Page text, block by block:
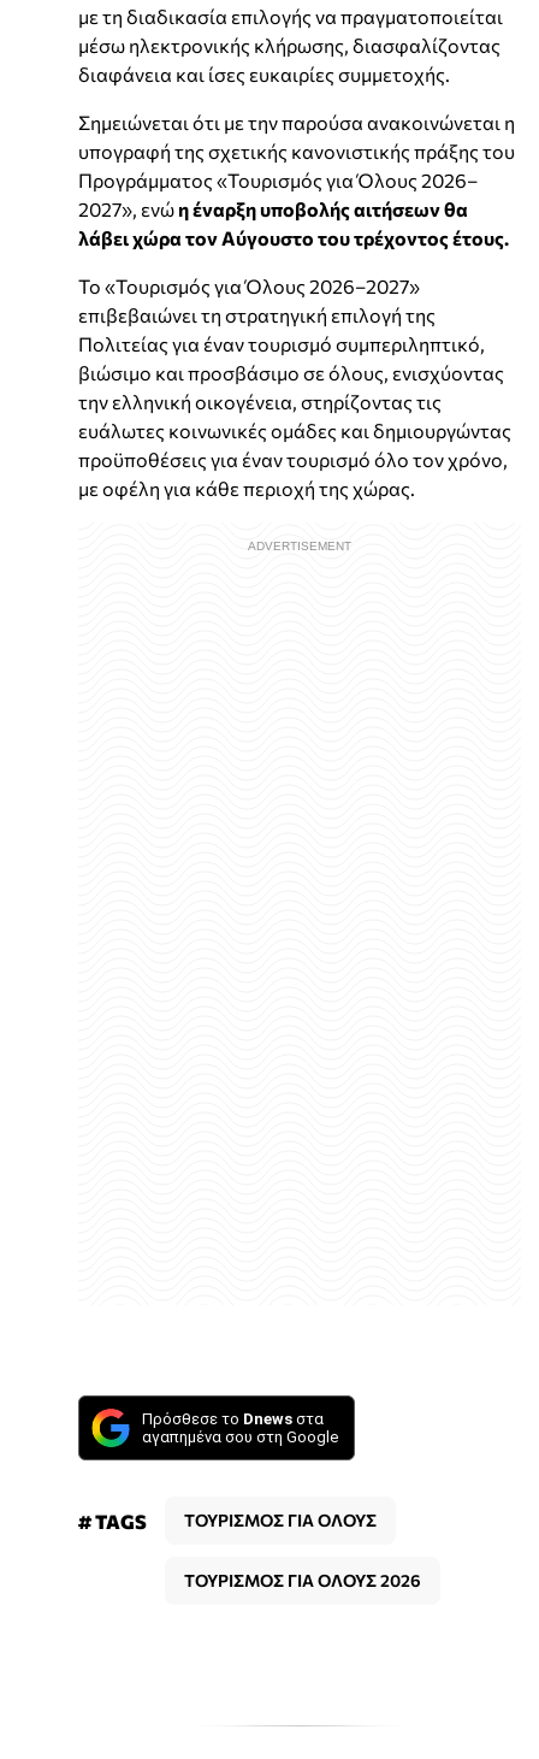
με τη διαδικασία επιλογής να πραγματοποιείται
μέσω ηλεκτρονικής κλήρωσης, διασφαλίζοντας
διαφάνεια και ίσες ευκαιρίες συμμετοχής.
Σημειώνεται ότι με την παρούσα ανακοινώνεται η
υπογραφή της σχετικής κανονιστικής πράξης του
Προγράμματος «Τουρισμός για Όλους 2026–
2027», ενώ η έναρξη υποβολής αιτήσεων θα
λάβει χώρα τον Αύγουστο του τρέχοντος έτους.
Το «Τουρισμός για Όλους 2026–2027»
επιβεβαιώνει τη στρατηγική επιλογή της
Πολιτείας για έναν τουρισμό συμπεριληπτικό,
βιώσιμο και προσβάσιμο σε όλους, ενισχύοντας
την ελληνική οικογένεια, στηρίζοντας τις
ευάλωτες κοινωνικές ομάδες και δημιουργώντας
προϋποθέσεις για έναν τουρισμό όλο τον χρόνο,
με οφέλη για κάθε περιοχή της χώρας.
Πρόσθεσε το Dnews στα
αγαπημένα σου στη Google
# TAGS ΤΟΥΡΙΣΜΟΣ ΓΙΑ ΟΛΟΥΣ
ΤΟΥΡΙΣΜΟΣ ΓΙΑ ΟΛΟΥΣ 2026